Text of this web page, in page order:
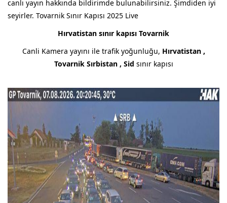
canlı yayın hakkında bildirimde bulunabilirsiniz. Şimdiden iyi
seyirler. Tovarnik Sınır Kapısı 2025 Live
Hırvatistan sınır kapısı Tovarnik
Canli Kamera yayını ile trafik yoğunluğu, Hırvatistan ,
Tovarnik Sırbistan , Sid sınır kapısı